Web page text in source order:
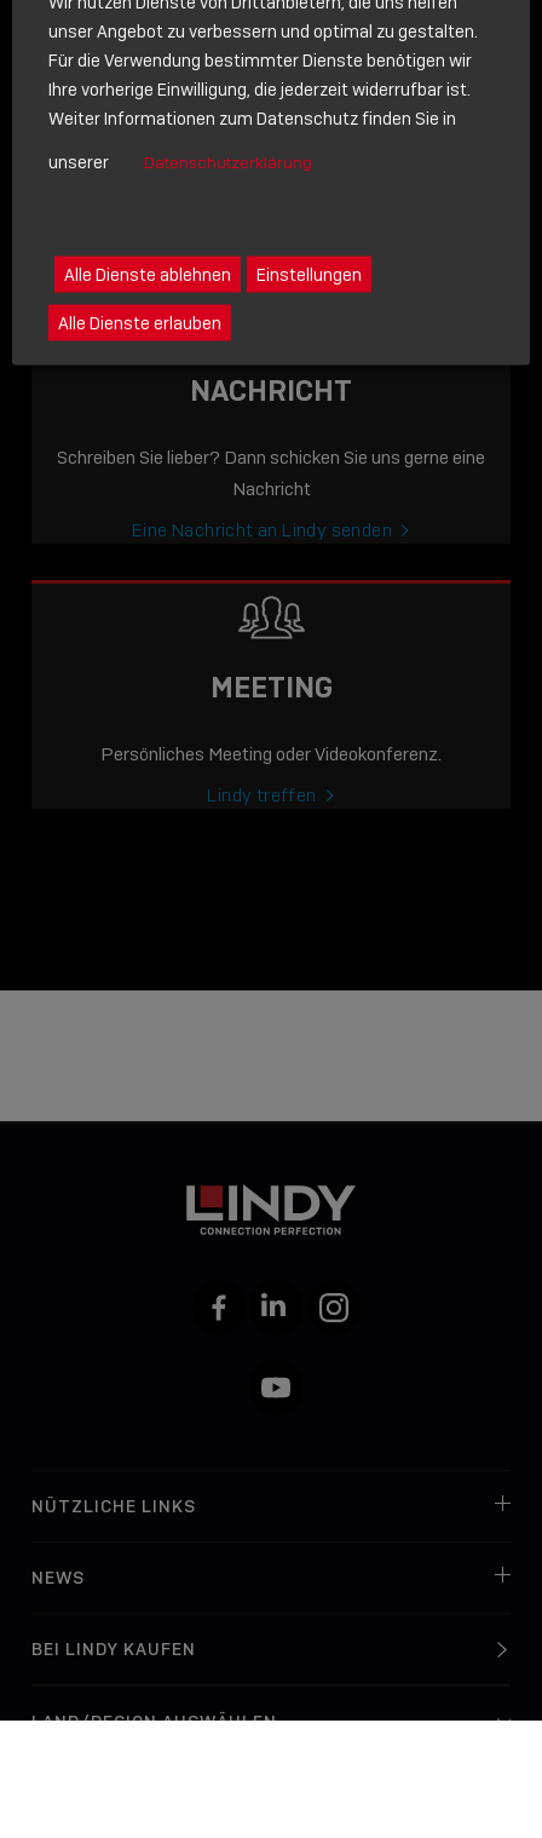
JETZT ONLINE
VERFÜGBAR: DIE
LINDY ACADEMY –
WISSEN, DAS
VERBINDET! ANRUF
NACHRICHT
Schreiben Sie lieber? Dann schicken Sie uns gerne eine
Nachricht
Eine Nachricht an Lindy senden
MEETING
Persönliches Meeting oder Videokonferenz.
Lindy treffen
FacebookLinkedIn Instagram
YouTube
NÜTZLICHE LINKS
NEWS
BEI LINDY KAUFEN
unser Angebot zu verbessern und optimal zu gestalten.
Für die Verwendung bestimmter Dienste benötigen wir
Ihre vorherige Einwilligung, die jederzeit widerrufbar ist.
Weiter Informationen zum Datenschutz finden Sie in
unserer
Datenschutzerklärung
Alle Dienste ablehnen Einstellungen
Alle Dienste erlauben